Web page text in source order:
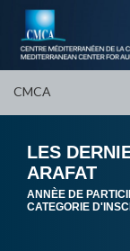
CMCA
LES
ARAFAT
ANNÈE DE
CATEGORIE